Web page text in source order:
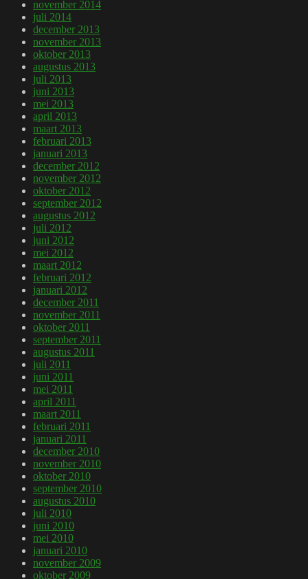
november 2014
juli 2014
december 2013
november 2013
oktober 2013
augustus 2013
juli 2013
juni 2013
mei 2013
april 2013
maart 2013
februari 2013
januari 2013
december 2012
november 2012
oktober 2012
september 2012
augustus 2012
juli 2012
juni 2012
mei 2012
maart 2012
februari 2012
januari 2012
december 2011
november 2011
oktober 2011
september 2011
augustus 2011
juli 2011
juni 2011
mei 2011
april 2011
maart 2011
februari 2011
januari 2011
december 2010
november 2010
oktober 2010
september 2010
augustus 2010
juli 2010
juni 2010
mei 2010
januari 2010
november 2009
oktober 2009